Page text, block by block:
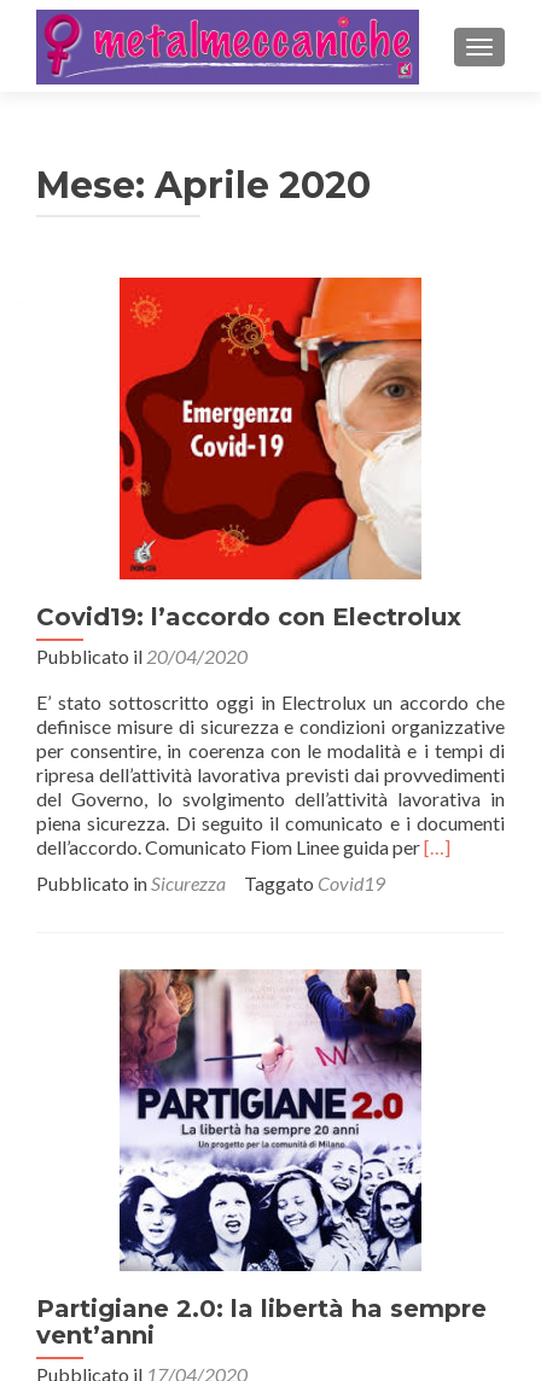
Mese: Aprile 2020
Covid19: l’accordo con Electrolux
Pubblicato il 20/04/2020
E’ stato sottoscritto oggi in Electrolux un accordo che
definisce misure di sicurezza e condizioni organizzative
per consentire, in coerenza con le modalità e i tempi di
ripresa dell’attività lavorativa previsti dai provvedimenti
del Governo, lo svolgimento dell’attività lavorativa in
piena sicurezza. Di seguito il comunicato e i documenti
dell’accordo. Comunicato Fiom Linee guida perLeggi
[…]
Pubblicato inSicurezza Taggato Covid19
Partigiane 2.0: la libertà ha sempre
vent’anni
Pubblicato il 17/04/2020